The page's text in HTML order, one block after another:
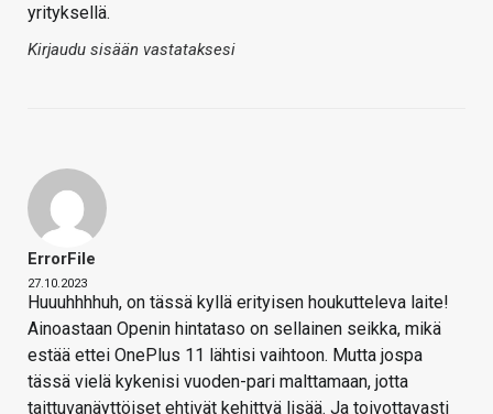
yrityksellä.
Kirjaudu sisään vastataksesi
ErrorFile
27.10.2023
Huuuhhhhuh, on tässä kyllä erityisen houkutteleva laite!
Ainoastaan Openin hintataso on sellainen seikka, mikä
estää ettei OnePlus 11 lähtisi vaihtoon. Mutta jospa
tässä vielä kykenisi vuoden-pari malttamaan, jotta
taittuvanäyttöiset ehtivät kehittyä lisää. Ja toivottavasti